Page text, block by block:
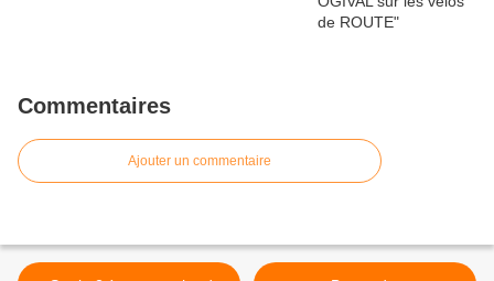
Commentaires
Ajouter un commentaire